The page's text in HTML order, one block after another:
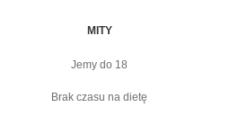
MITY
Jemy do 18
Brak czasu na dietę